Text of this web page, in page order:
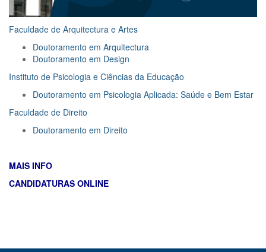
Faculdade de Arquitectura e Artes
Doutoramento em Arquitectura
Doutoramento em Design
Instituto de Psicologia e Ciências da Educação
Doutoramento em Psicologia Aplicada: Saúde e Bem Estar
Faculdade de Direito
Doutoramento em Direito
MAIS INFO
CANDIDATURAS ONLINE